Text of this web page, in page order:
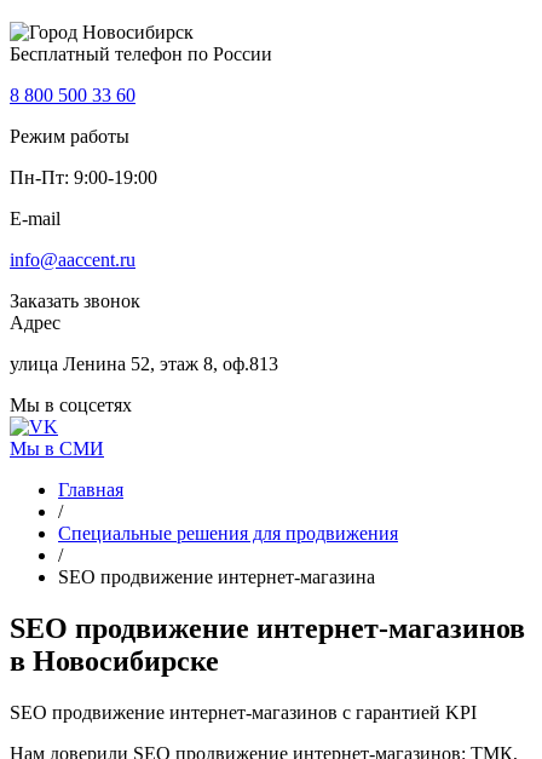
Новосибирск
Бесплатный телефон по России
8 800 500 33 60
Режим работы
Пн-Пт: 9:00-19:00
E-mail
info@aaccent.ru
Заказать звонок
Адрес
улица Ленина 52, этаж 8, оф.813
Мы в соцсетях
Мы в СМИ
Главная
/
Специальные решения для продвижения
/
SEO продвижение интернет-магазина
SEO продвижение интернет-магазинов
в Новосибирске
SEO продвижение интернет-магазинов с гарантией KPI
Нам доверили SEO продвижение интернет-магазинов: ТМК,